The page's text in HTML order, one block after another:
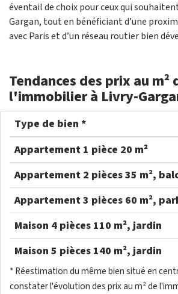
éventail de choix pour ceux qui
Gargan, tout en bénéficiant d’une
avec Paris et d’un réseau routier bien
Tendances des prix au m²
l'immobilier à Livry-
Type de bien *
Appartement 1 pièce 20 m²
Appartement 2 pièces 35 m²,
Appartement 3 pièces 60 m²,
Maison 4 pièces 110 m², jardin
Maison 5 pièces 140 m², jardin
* Réestimation du même bien situé en
constater l'évolution des prix au m² de